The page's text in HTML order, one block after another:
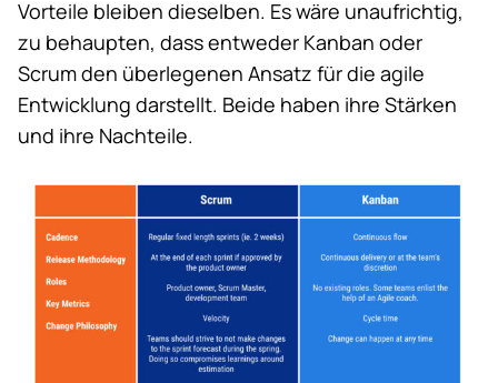
Vorteile bleiben dieselben. Es wäre unaufrichtig,
zu behaupten, dass entweder Kanban oder
Scrum den überlegenen Ansatz für die agile
Entwicklung darstellt. Beide haben ihre Stärken
und ihre Nachteile.